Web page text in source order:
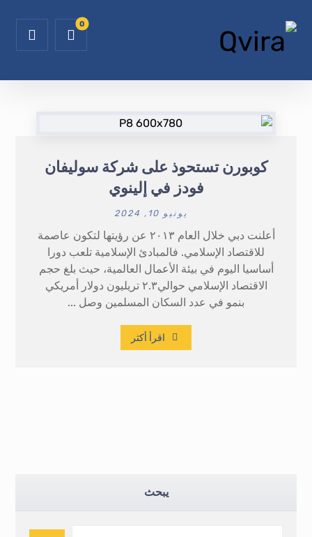
كوبورن تستحوذ على شركة سوليفان
فودز في إلينوي
يونيو 10, 2024
أعلنت دبي خلال العام ٢٠١٣ عن رؤيتها لتكون عاصمة
للاقتصاد الإسلامي. فالمبادئ الإسلامية تلعب دورا
أساسيا اليوم في بيئة الأعمال العالمية، حيث بلغ حجم
الاقتصاد الإسلامي حوالي٢.٣ تريليون دولار أمريكي
بنمو في عدد السكان المسلمين وصل ...
اقرأ أكثر
يبحث